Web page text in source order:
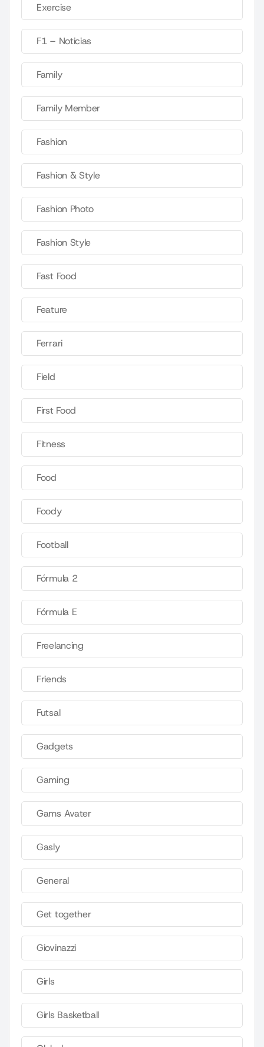
Exercise
F1 – Noticias
Family
Family Member
Fashion
Fashion & Style
Fashion Photo
Fashion Style
Fast Food
Feature
Ferrari
Field
First Food
Fitness
Food
Foody
Football
Fórmula 2
Fórmula E
Freelancing
Friends
Futsal
Gadgets
Gaming
Gams Avater
Gasly
General
Get together
Giovinazzi
Girls
Girls Basketball